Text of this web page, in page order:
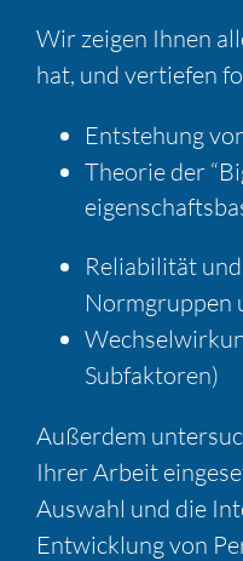
Wir zeigen Ihnen
hat, und vertiefen
Entstehung
Theorie der
Reliabilität
Normgruppen
Subfaktoren)
Außerdem
Ihrer Arbeit
Auswahl und die
Entwicklung von